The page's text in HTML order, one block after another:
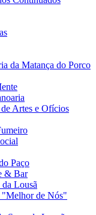
da Matança do Porco
Artes e Ofícios
Paço
& Bar
Lousã
"Melhor de Nós"